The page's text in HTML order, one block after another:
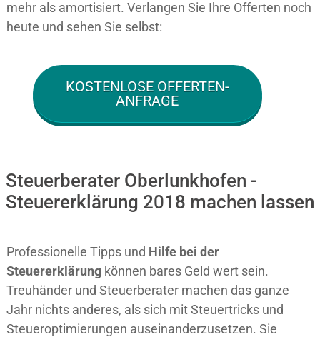
mehr als amortisiert. Verlangen Sie Ihre Offerten noch
heute und sehen Sie selbst:
KOSTENLOSE OFFERTEN-
ANFRAGE
Steuerberater Oberlunkhofen -
Steuererklärung 2018 machen lassen
Professionelle Tipps und Hilfe bei der
Steuererklärung können bares Geld wert sein.
Treuhänder und Steuerberater machen das ganze
Jahr nichts anderes, als sich mit Steuertricks und
Steueroptimierungen auseinanderzusetzen. Sie